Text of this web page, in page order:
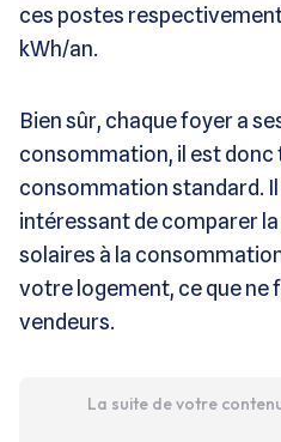
ces postes respectivement
kWh/an.
Bien sûr, chaque foyer a
consommation, il est donc
consommation standard.
intéressant de comparer
solaires à la
votre logement, ce que ne
vendeurs.
La suite de votre